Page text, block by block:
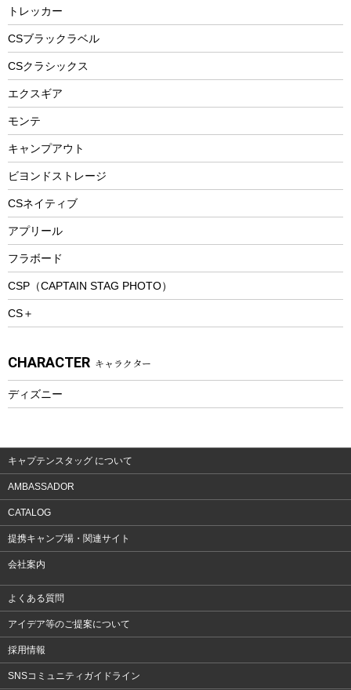
ステンレスボトル
フードボトル
トレー
ランチョンマット
ランチボックス
スプレー関係
ツール、他
エアーポンプ
アクセサリー
自転車ウェア
パラソル
フローティングベスト
ヘルメット
エアーポンプ
ビーチテント
ウィンター
スノーシュー
防寒ウェア
トレッキング
トレッキングアクセサリー
プレイグッズ
ウェルネス
ウェア、タオル
ウェア
防災用品
トレッカー
CSブラックラベル
CSクラシックス
エクスギア
モンテ
キャンプアウト
ビヨンドストレージ
CSネイティブ
アプリール
フラボード
CSP（CAPTAIN STAG PHOTO）
CS＋
CHARACTER キャラクター
ディズニー
キャプテンスタッグ について
AMBASSADOR
CATALOG
提携キャンプ場・関連サイト
会社案内
よくある質問
アイデア等のご提案について
採用情報
SNSコミュニティガイドライン